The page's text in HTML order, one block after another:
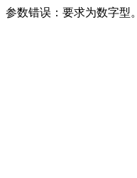
参数错误：要求为数字型。